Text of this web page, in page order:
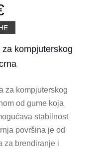
kompjuterskog
za kompjuterskog
od gume koja
stabilnost
površina je od
za brendiranje i